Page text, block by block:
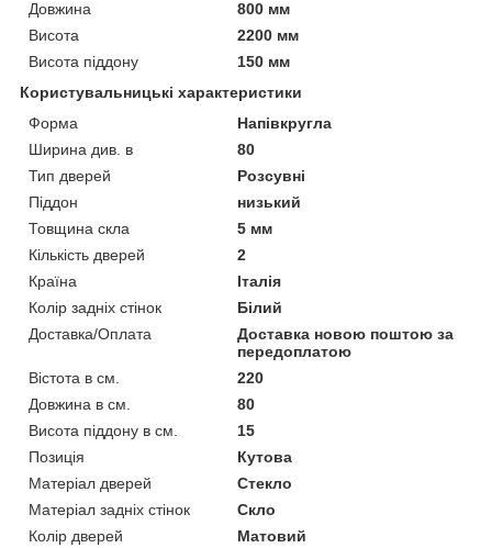
Довжина
800 мм
Висота
2200 мм
Висота піддону
150 мм
Користувальницькі характеристики
Форма
Напівкругла
Ширина див. в
80
Тип дверей
Розсувні
Піддон
низький
Товщина скла
5 мм
Кількість дверей
2
Країна
Італія
Колір задніх стінок
Білий
Доставка/Оплата
Доставка новою поштою за
передоплатою
Вістота в см.
220
Довжина в см.
80
Висота піддону в см.
15
Позиція
Кутова
Матеріал дверей
Стекло
Матеріал задніх стінок
Скло
Колір дверей
Матовий